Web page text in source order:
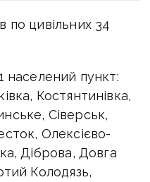
по цивільних 34
населений пункт:
Костянтинівка,
Сіверськ,
Олексієво-
Діброва, Довга
Колодязь,